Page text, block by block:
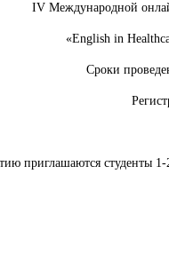
IV Международной
«English in
Сроки
приглашаются студенты